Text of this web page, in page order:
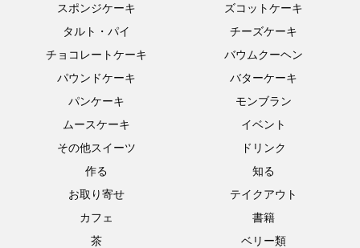
スポンジケーキ
ズコットケーキ
タルト・パイ
チーズケーキ
チョコレートケーキ
バウムクーヘン
パウンドケーキ
バターケーキ
パンケーキ
モンブラン
ムースケーキ
イベント
その他スイーツ
ドリンク
作る
知る
お取り寄せ
テイクアウト
カフェ
書籍
茶
ベリー類